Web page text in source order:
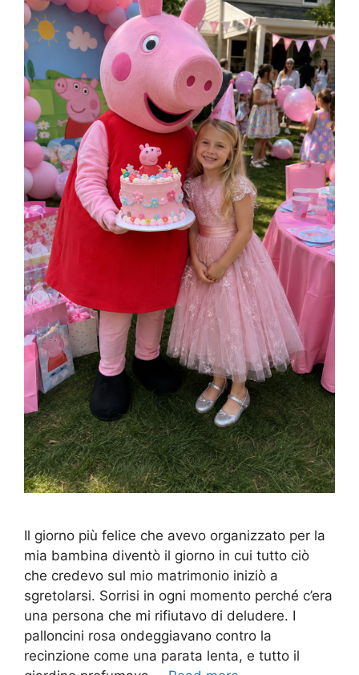
Il giorno più felice che avevo organizzato per la
mia bambina diventò il giorno in cui tutto ciò
che credevo sul mio matrimonio iniziò a
sgretolarsi. Sorrisi in ogni momento perché c’era
una persona che mi rifiutavo di deludere. I
palloncini rosa ondeggiavano contro la
recinzione come una parata lenta, e tutto il